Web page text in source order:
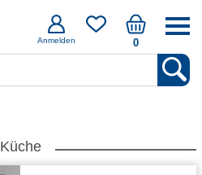
Anmelden 0
Küche